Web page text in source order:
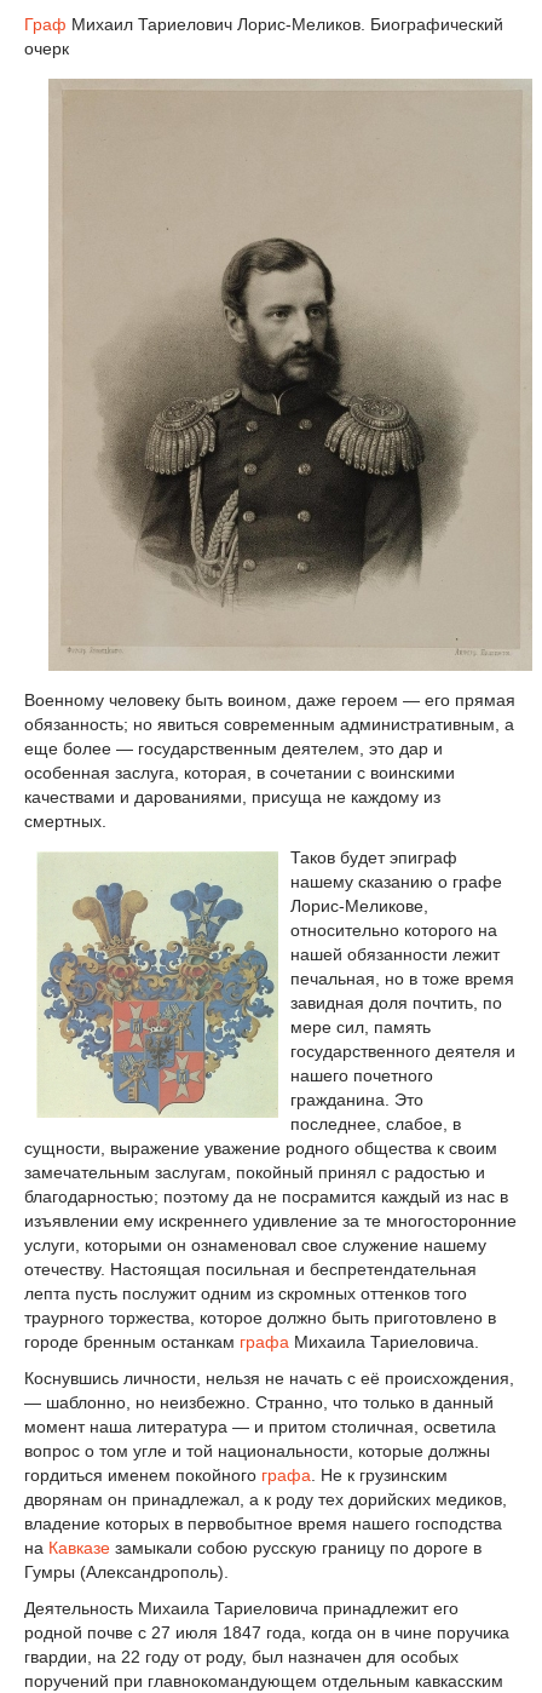
Граф Михаил Тариелович Лорис-Меликов. Биографический
очерк
Военному человеку быть воином, даже героем — его прямая
обязанность; но явиться современным административным, а
еще более — государственным деятелем, это дар и
особенная заслуга, которая, в сочетании с воинскими
качествами и дарованиями, присуща не каждому из
смертных.
Таков будет эпиграф
нашему сказанию о графе
Лорис-Меликове,
относительно которого на
нашей обязанности лежит
печальная, но в тоже время
завидная доля почтить, по
мере сил, память
государственного деятеля и
нашего почетного
гражданина. Это
последнее, слабое, в
сущности, выражение уважение родного общества к своим
замечательным заслугам, покойный принял с радостью и
благодарностью; поэтому да не посрамится каждый из нас в
изъявлении ему искреннего удивление за те многосторонние
услуги, которыми он ознаменовал свое служение нашему
отечеству. Настоящая посильная и беспретендательная
лепта пусть послужит одним из скромных оттенков того
траурного торжества, которое должно быть приготовлено в
городе бренным останкам графа Михаила Тариеловича.
Коснувшись личности, нельзя не начать с её происхождения,
— шаблонно, но неизбежно. Странно, что только в данный
момент наша литература — и притом столичная, осветила
вопрос о том угле и той национальности, которые должны
гордиться именем покойного графа . Не к грузинским
дворянам он принадлежал, а к роду тех дорийских медиков,
владение которых в первобытное время нашего господства
на Кавказе замыкали собою русскую границу по дороге в
Гумры (Александрополь).
Деятельность Михаила Тариеловича принадлежит его
родной почве с 27 июля 1847 года, когда он в чине поручика
гвардии, на 22 году от роду, был назначен для особых
поручений при главнокомандующем отдельным кавкасским